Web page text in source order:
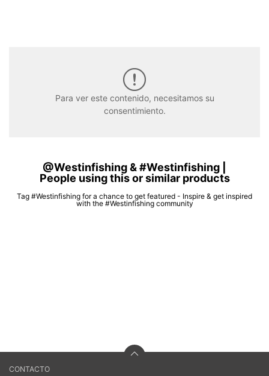
Para ver este contenido, necesitamos su
consentimiento.
@Westinfishing & #Westinfishing |
People using this or similar products
Tag #Westinfishing for a chance to get featured - Inspire & get inspired
with the #Westinfishing community
CONTACTO